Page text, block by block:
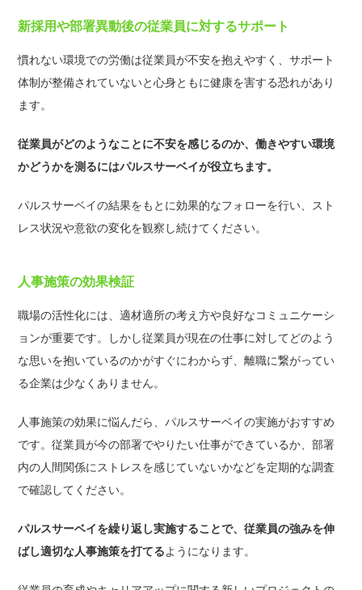
新採用や部署異動後の従業員に対するサポート
慣れない環境での労働は従業員が不安を抱えやすく、サポート
体制が整備されていないと心身ともに健康を害する恐れがあり
ます。
従業員がどのようなことに不安を感じるのか、働きやすい環境
かどうかを測るにはパルスサーベイが役立ちます。
パルスサーベイの結果をもとに効果的なフォローを行い、スト
レス状況や意欲の変化を観察し続けてください。
人事施策の効果検証
職場の活性化には、適材適所の考え方や良好なコミュニケーシ
ョンが重要です。しかし従業員が現在の仕事に対してどのよう
な思いを抱いているのかがすぐにわからず、離職に繋がってい
る企業は少なくありません。
人事施策の効果に悩んだら、パルスサーベイの実施がおすすめ
です。従業員が今の部署でやりたい仕事ができているか、部署
内の人間関係にストレスを感じていないかなどを定期的な調査
で確認してください。
パルスサーベイを繰り返し実施することで、従業員の強みを伸
ばし適切な人事施策を打てるようになります。